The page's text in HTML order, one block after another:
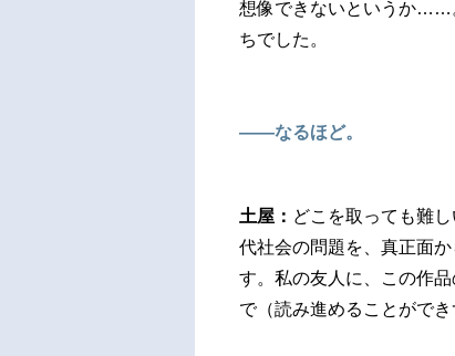
想像できないというか……
ちでした。
――なるほど。
土屋： どこを取っても難
代社会の問題を、真正面
す。私の友人に、この作
で（読み進めることがで